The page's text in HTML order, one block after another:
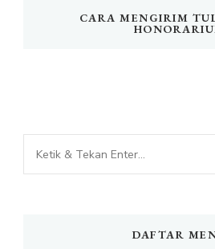
CARA MENGIRIM
Mencari
Sesuatu?
DAFTAR